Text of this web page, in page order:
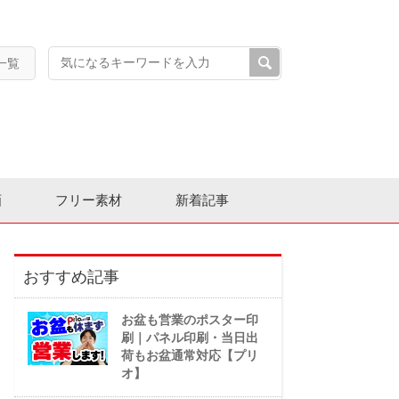
覧
フリー素材 新着記事
おすすめ記事
お盆も営業のポスター印
刷｜パネル印刷・当日出
荷もお盆通常対応【プリ
オ】